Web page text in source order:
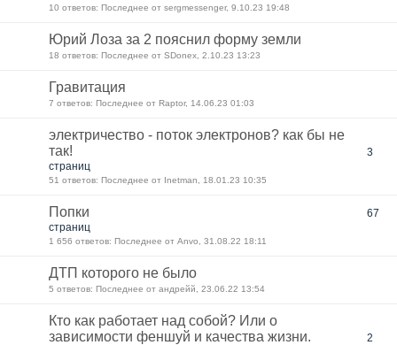
10 ответов: Последнее от sergmessenger, 9.10.23 19:48
Юрий Лоза за 2 пояснил форму земли
18 ответов: Последнее от SDonex, 2.10.23 13:23
Гравитация
7 ответов: Последнее от Raptor, 14.06.23 01:03
электричество - поток электронов? как бы не
так!
3
страниц
51 ответов: Последнее от Inetman, 18.01.23 10:35
Попки
67
страниц
1 656 ответов: Последнее от Anvo, 31.08.22 18:11
ДТП которого не было
5 ответов: Последнее от андрейй, 23.06.22 13:54
Кто как работает над собой? Или о
зависимости феншуй и качества жизни.
2